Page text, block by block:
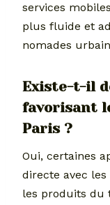
services
plus fluide et
nomades
Existe-t-il
favorisant
Paris ?
Oui, certaines
directe avec
les produits du